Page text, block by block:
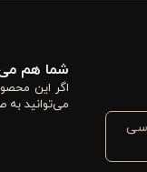
را فراهم کند.
نیز با حفظ لطافت،
شما هم
اگر این
می‌توانید به